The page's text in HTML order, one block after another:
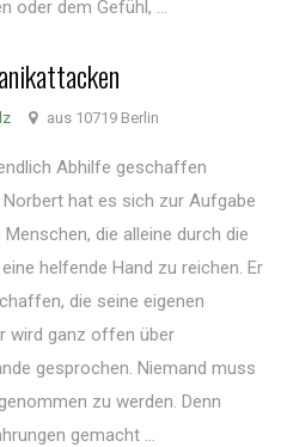
oder dem Gefühl, ...
aus 10719 Berlin
Abhilfe geschaffen
Norbert hat es sich zur Aufgabe
die alleine durch die
helfende Hand zu reichen. Er
die seine eigenen
wird ganz offen über
gesprochen. Niemand muss
zu werden. Denn
gemacht ...